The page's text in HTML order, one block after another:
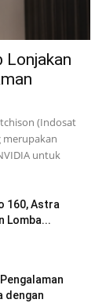
Lonjakan
(Indosat
merupakan
untuk
160, Astra
Lomba...
dengan